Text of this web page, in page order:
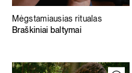
Mėgstamiausias ritualas
Braškiniai baltymai